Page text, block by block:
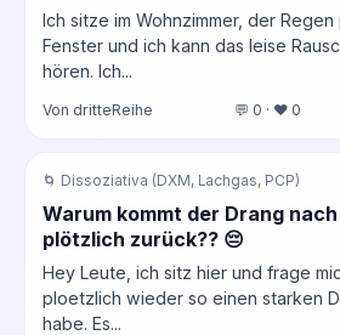
Ich sitze im Wohnzimmer, der
Fenster und ich kann das leise
hören. Ich...
Von dritteReihe 💬 0 · ❤️ 0
🌀 Dissoziativa (DXM, Lachgas, PCP)
Warum kommt der Drang
plötzlich zurück?? 😔
Hey Leute, ich sitz hier und frage
ploetzlich wieder so einen starken
habe. Es...